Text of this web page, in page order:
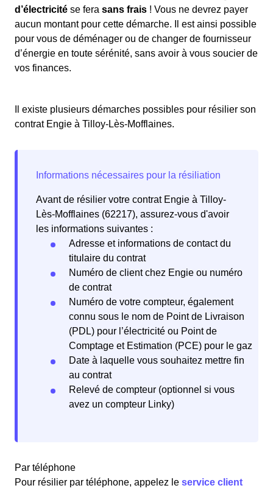
d’électricité se fera sans frais ! Vous ne devrez payer
aucun montant pour cette démarche. Il est ainsi possible
pour vous de déménager ou de changer de fournisseur
d’énergie en toute sérénité, sans avoir à vous soucier de
vos finances.
Il existe plusieurs démarches possibles pour résilier son
contrat Engie à Tilloy-Lès-Mofflaines.
Avant de résilier votre contrat Engie à Tilloy-
Lès-Mofflaines (62217), assurez-vous d'avoir
les informations suivantes :
Adresse et informations de contact du
titulaire du contrat
Numéro de client chez Engie ou numéro
de contrat
Numéro de votre compteur, également
connu sous le nom de Point de Livraison
(PDL) pour l’électricité ou Point de
Comptage et Estimation (PCE) pour le gaz
Date à laquelle vous souhaitez mettre fin
au contrat
Relevé de compteur (optionnel si vous
avez un compteur Linky)
Par téléphone
Pour résilier par téléphone, appelez le service client